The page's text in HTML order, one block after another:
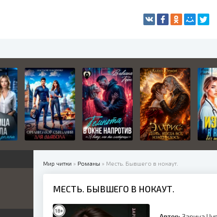
Мир читки » Романы » Месть. Бывшего в нокаут.
МЕСТЬ. БЫВШЕГО В НОКАУТ.